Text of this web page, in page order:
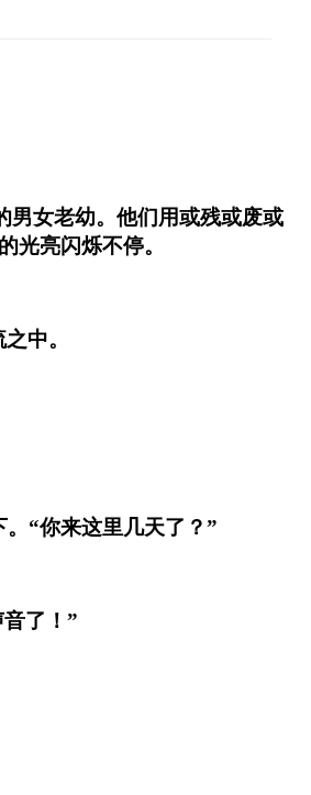
男女老幼。他们用或残或废或
光亮闪烁不停。
中。
“你来这里几天了？”
了！”